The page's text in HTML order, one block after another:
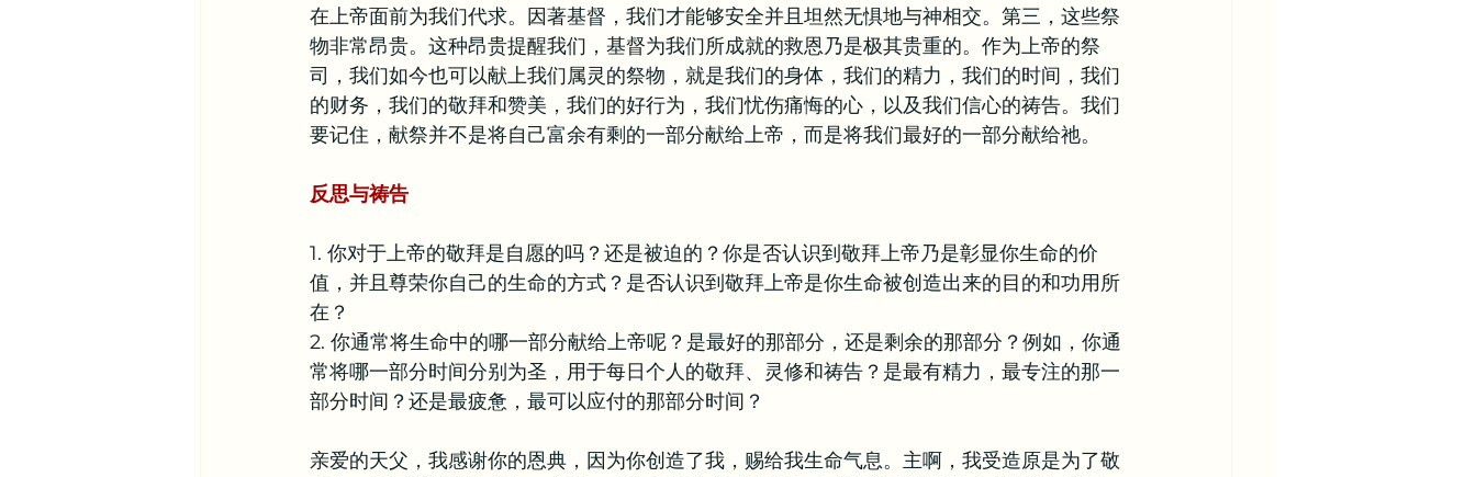
在上帝面前为我们代求。因著基督，我们才能够安全并且坦然无惧地与神相交。第三，这些祭
物非常昂贵。这种昂贵提醒我们，基督为我们所成就的救恩乃是极其贵重的。作为上帝的祭
司，我们如今也可以献上我们属灵的祭物，就是我们的身体，我们的精力，我们的时间，我们
的财务，我们的敬拜和赞美，我们的好行为，我们忧伤痛悔的心，以及我们信心的祷告。我们
要记住，献祭并不是将自己富余有剩的一部分献给上帝，而是将我们最好的一部分献给祂。
反思与祷告
1. 你对于上帝的敬拜是自愿的吗？还是被迫的？你是否认识到敬拜上帝乃是彰显你生命的价
值，并且尊荣你自己的生命的方式？是否认识到敬拜上帝是你生命被创造出来的目的和功用所
在？
2. 你通常将生命中的哪一部分献给上帝呢？是最好的那部分，还是剩余的那部分？例如，你通
常将哪一部分时间分别为圣，用于每日个人的敬拜、灵修和祷告？是最有精力，最专注的那一
部分时间？还是最疲惫，最可以应付的那部分时间？
亲爱的天父，我感谢你的恩典，因为你创造了我，赐给我生命气息。主啊，我受造原是为了敬